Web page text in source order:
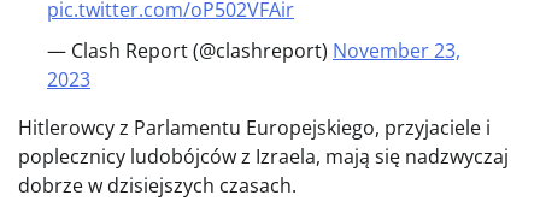
pic.twitter.com/oP502VFAir
— Clash Report (@clashreport) November 23,
2023
Hitlerowcy z Parlamentu Europejskiego, przyjaciele i
poplecznicy ludobójców z Izraela, mają się nadzwyczaj
dobrze w dzisiejszych czasach.